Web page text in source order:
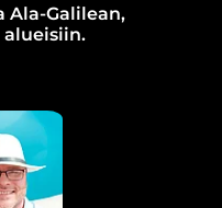
Ala-Galilean,
alueisiin.